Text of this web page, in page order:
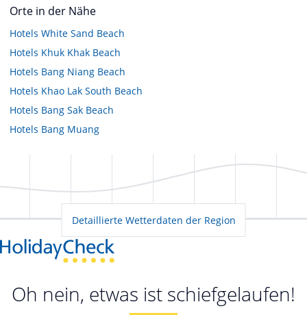
Orte in der Nähe
Hotels White Sand Beach
Hotels Khuk Khak Beach
Hotels Bang Niang Beach
Hotels Khao Lak South Beach
Hotels Bang Sak Beach
Hotels Bang Muang
Detaillierte Wetterdaten der Region
Oh nein, etwas ist schiefgelaufen!